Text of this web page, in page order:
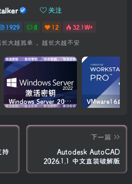
关注
1929 8 12
32.1W+
长大越孤单 ，越长大越不安
Windows Server 2022激活密钥 2024 5月更新
持
下一篇
Autodesk AutoCAD
2026.1.1 中文直装破解版